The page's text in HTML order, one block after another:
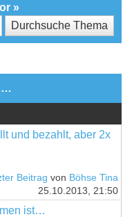
»
und bezahlt, aber 2x
Beitrag von Böhse Tina
25.10.2013, 21:50
ist…